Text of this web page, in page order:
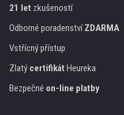
21 let zkušeností
Odborné poradenstvíZDARMA
Vstřícný přístup
Zlatý certifikát Heureka
Bezpečné on-line platby